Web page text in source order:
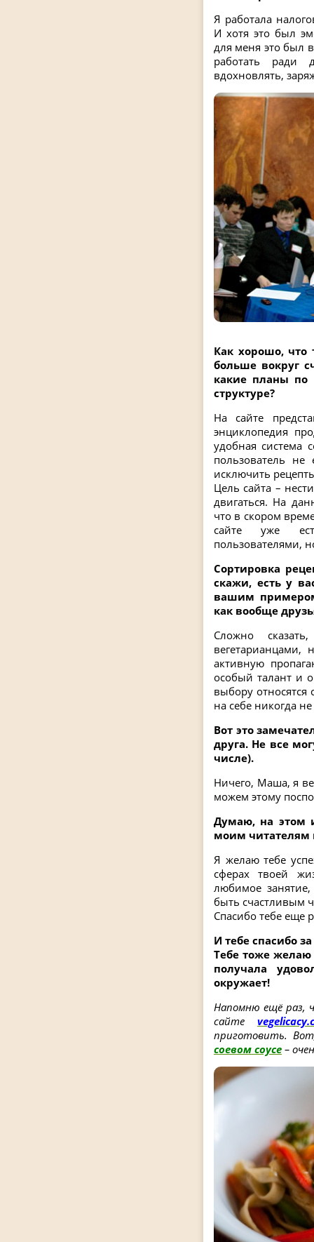
Я работала
И хотя это был
для меня это был
работать ради
вдохновлять,
Как хорошо, что
больше вокруг
какие планы по
структуре?
На сайте
энциклопедия
удобная система
пользователь
исключить
Цель сайта –
двигаться. На
что в скором
сайте уже
пользователями,
Сортировка
скажи, есть у
вашим
как вообще
Сложно
активную
особый талант и
выбору относятся
на себе никогда
Вот это
друга. Не все
числе).
Ничего, Маша, я
можем этому
Думаю, на этом
моим читателям
Я желаю тебе
сферах твоей
любимое
быть счастливым
Спасибо тебе еще
И тебе спасибо
Тебе тоже
получала
окружает!
Напомню ещё раз,
сайте
приготовить.
соевом соусе –